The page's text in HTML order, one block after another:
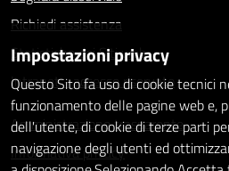
Richiedi assistenza
Statistiche dei Siti web
Intranet - accesso riservato
Amministrazione trasparente
Informativa privacy
Impostazioni privacy
Questo Sito fa uso di cookie tecnici
funzionamento delle pagine web e,
dell'utente, di cookie di terze parti
navigazione degli utenti ed